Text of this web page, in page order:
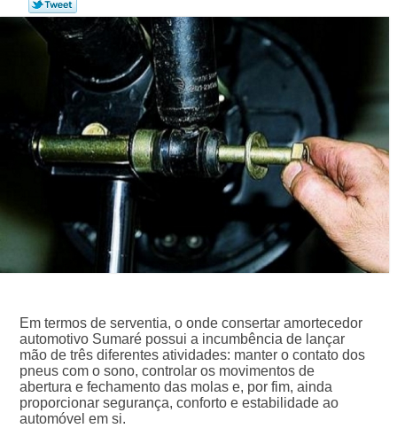
Em termos de serventia, o onde consertar amortecedor
automotivo Sumaré possui a incumbência de lançar
mão de três diferentes atividades: manter o contato dos
pneus com o sono, controlar os movimentos de
abertura e fechamento das molas e, por fim, ainda
proporcionar segurança, conforto e estabilidade ao
automóvel em si.